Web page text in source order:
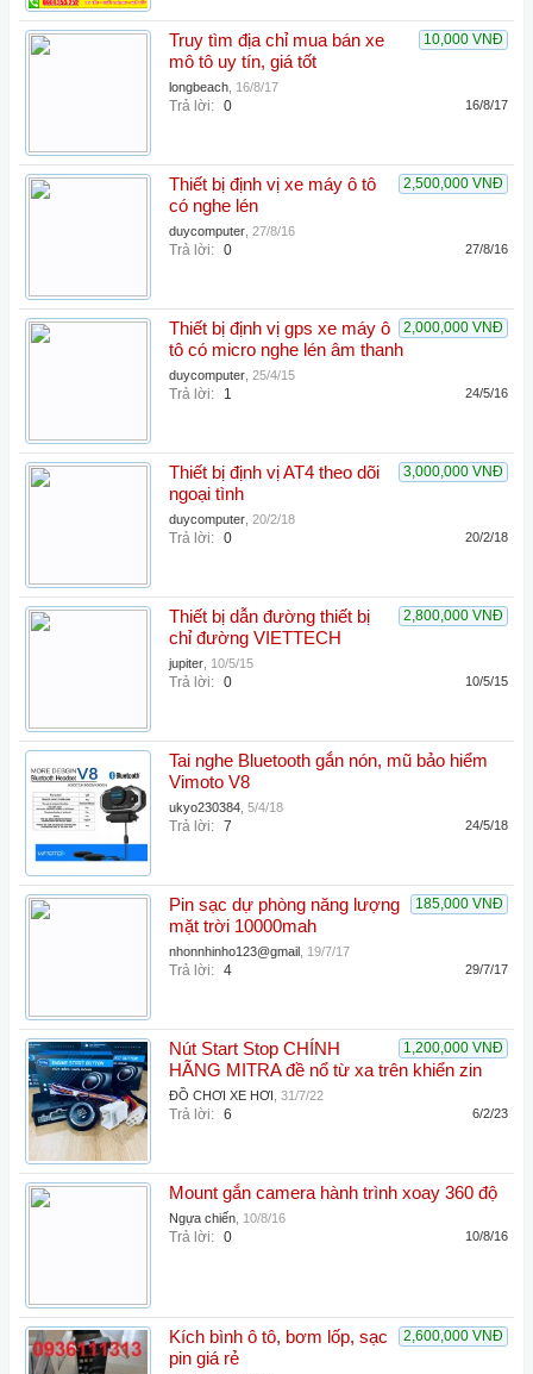
10,000 VNĐ
Truy tìm địa chỉ mua bán xe
mô tô uy tín, giá tốt
longbeach 16/8/17
Trả lời: 0 16/8/17
2,500,000 VNĐ
Thiết bị định vị xe máy ô tô
có nghe lén
duycomputer 27/8/16
Trả lời: 0 27/8/16
2,000,000 VNĐ
Thiết bị định vị gps xe máy ô
tô có micro nghe lén âm thanh
duycomputer 25/4/15
Trả lời: 1 24/5/16
3,000,000 VNĐ
Thiết bị định vị AT4 theo dõi
ngoại tình
duycomputer 20/2/18
Trả lời: 0 20/2/18
2,800,000 VNĐ
Thiết bị dẫn đường thiết bị
chỉ đường VIETTECH
jupiter 10/5/15
Trả lời: 0 10/5/15
Tai nghe Bluetooth gắn nón, mũ bảo hiểm
Vimoto V8
ukyo230384 5/4/18
Trả lời: 7 24/5/18
185,000 VNĐ
Pin sạc dự phòng năng lượng
mặt trời 10000mah
nhonnhinho123@gmail 19/7/17
Trả lời: 4 29/7/17
1,200,000 VNĐ
Nút Start Stop CHÍNH
HÃNG MITRA đề nổ từ xa trên khiển zin
ĐỒ CHƠI XE HƠI 31/7/22
Trả lời: 6 6/2/23
Mount gắn camera hành trình xoay 360 độ
Ngựa chiến 10/8/16
Trả lời: 0 10/8/16
2,600,000 VNĐ
Kích bình ô tô, bơm lốp, sạc
pin giá rẻ